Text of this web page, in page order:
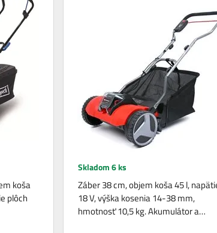
koša
plôch
Skladom 6 ks
Záber 38 cm, objem koša 45 l,
18 V, výška kosenia 14-38 mm,
hmotnosť 10,5 kg. Akumulátor a…